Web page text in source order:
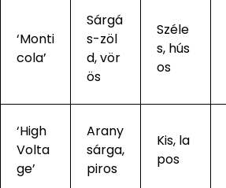
‘Monti
cola’
Sárgá
s-zöl
d, vör
ös
Széle
s, hús
os
‘High
Volta
ge’
Arany
sárga,
piros
Kis, la
pos